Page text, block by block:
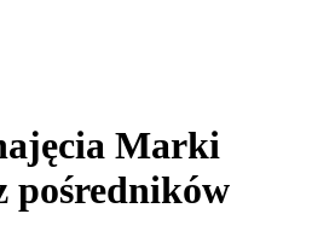
Marki
pośredników